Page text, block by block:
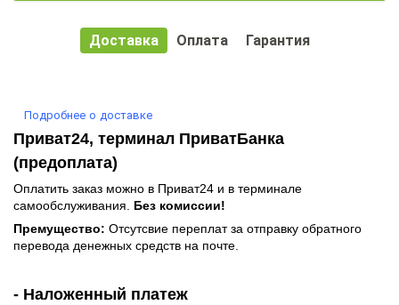
Доставка Оплата Гарантия
Подробнее о доставке
Приват24, терминал ПриватБанка
(предоплата)
Оплатить заказ можно в Приват24 и в терминале
самообслуживания. Без комиссии!
Премущество: Отсутсвие переплат за отправку обратного
перевода денежных средств на почте.
- Наложенный платеж